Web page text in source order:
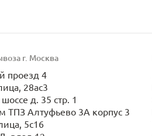
г. Москва
проезд 4
28ас3
д. 35 стр. 1
Алтуфьево 3А корпус 3
5с16